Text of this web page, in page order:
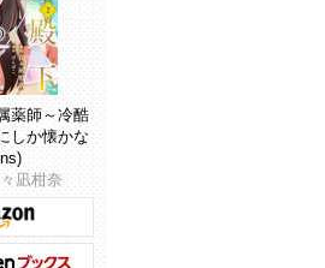
薬師～冷酷
しか懐かな
凪柑奈